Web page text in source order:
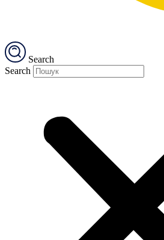
Search
Search